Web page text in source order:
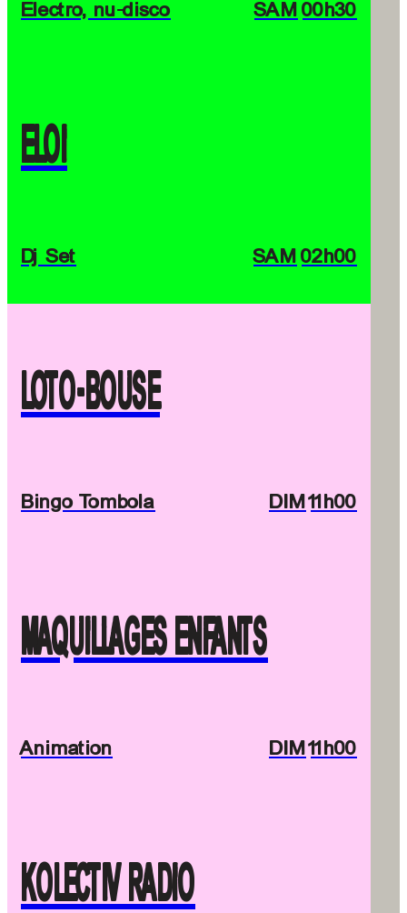
Electro, nu‑disco SAM 00h30
ELOI
Dj Set SAM 02h00
LOTO-BOUSE
Bingo Tombola DIM 11h00
MAQUILLAGES ENFANTS
Animation DIM 11h00
KOLECTIV RADIO